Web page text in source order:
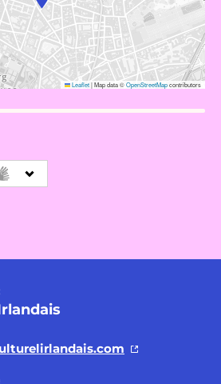
Leaflet|Map data ©OpenStreetMapcontributors